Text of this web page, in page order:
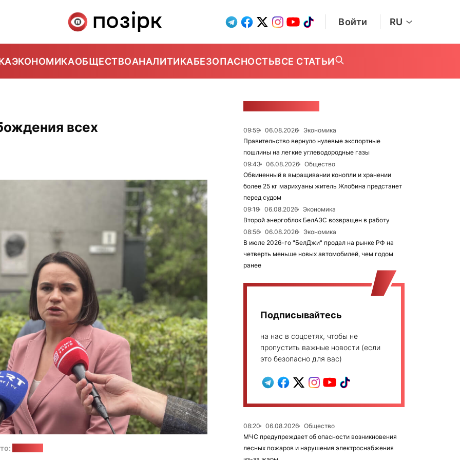
Войти RU
ЭКОНОМИКАОБЩЕСТВОАНАЛИТИКАБЕЗОПАСНОСТЬВСЕ СТАТЬИ
всех 09:59 06.08.2026
Экономика
Правительство вернуло нулевые экспортные
пошлины на легкие углеводородные газы
09:43
06.08.2026
Общество
Обвиненный в выращивании конопли и хранении
более 25 кг марихуаны житель Жлобина предстанет
перед судом
09:19
06.08.2026
Экономика
Второй энергоблок БелАЭС возвращен в работу
08:56
06.08.2026
Экономика
В июле 2026-го "БелДжи" продал на рынке РФ на
четверть меньше новых автомобилей, чем годом
ранее
Подписывайтесь
на нас в соцсетях, чтобы не
пропустить важные новости (если
это безопасно для вас)
08:20 06.08.2026
Общество
МЧС предупреждает об опасности возникновения
лесных пожаров и нарушения электроснабжения